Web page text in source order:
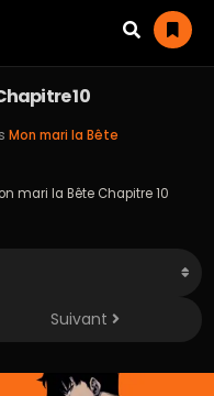
10
Mon mari la Bête
mari la Bête Chapitre 10
Suivant